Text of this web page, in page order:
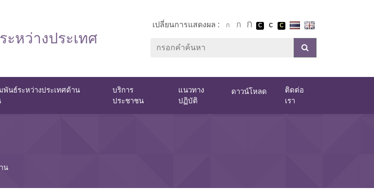
หว่างประเทศ
เปลี่ยนการแสดงผล :
พันธ์ระหว่างประเทศด้าน
บริการ
ประชาชน
แนวทาง
ปฏิบัติ
ดาวน์โหลด
ติดต่อ
เรา
น